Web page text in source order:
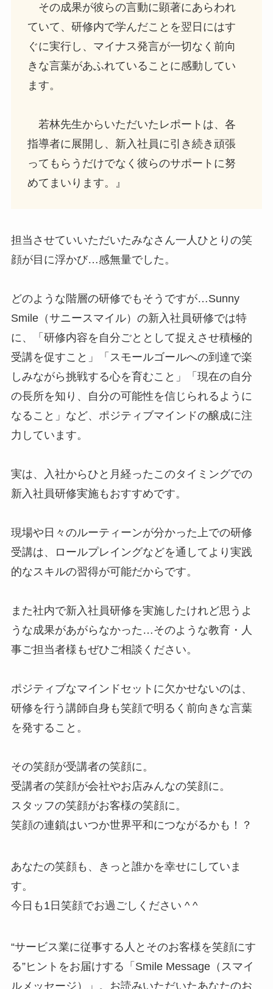
その成果が彼らの言動に顕著にあらわれ
ていて、研修内で学んだことを翌日にはす
ぐに実行し、マイナス発言が一切なく前向
きな言葉があふれていることに感動してい
ます。
若林先生からいただいたレポートは、各
指導者に展開し、新入社員に引き続き頑張
ってもらうだけでなく彼らのサポートに努
めてまいります。』
担当させていいただいたみなさん一人ひとりの笑
顔が目に浮かび…感無量でした。
どのような階層の研修でもそうですが…Sunny
Smile（サニースマイル）の新入社員研修では特
に、「研修内容を自分ごととして捉えさせ積極的
受講を促すこと」「スモールゴールへの到達で楽
しみながら挑戦する心を育むこと」「現在の自分
の長所を知り、自分の可能性を信じられるように
なること」など、ポジティブマインドの醸成に注
力しています。
実は、入社からひと月経ったこのタイミングでの
新入社員研修実施もおすすめです。
現場や日々のルーティーンが分かった上での研修
受講は、ロールプレイングなどを通してより実践
的なスキルの習得が可能だからです。
また社内で新入社員研修を実施したけれど思うよ
うな成果があがらなかった…そのような教育・人
事ご担当者様もぜひご相談ください。
ポジティブなマインドセットに欠かせないのは、
研修を行う講師自身も笑顔で明るく前向きな言葉
を発すること。
その笑顔が受講者の笑顔に。
受講者の笑顔が会社やお店みんなの笑顔に。
スタッフの笑顔がお客様の笑顔に。
笑顔の連鎖はいつか世界平和につながるかも！？
あなたの笑顔も、きっと誰かを幸せにしていま
す。
今日も1日笑顔でお過ごしください ^ ^
“サービス業に従事する人とそのお客様を笑顔にす
る”ヒントをお届けする「Smile Message（スマイ
ルメッセージ）」。お読みいただいたあなたのお